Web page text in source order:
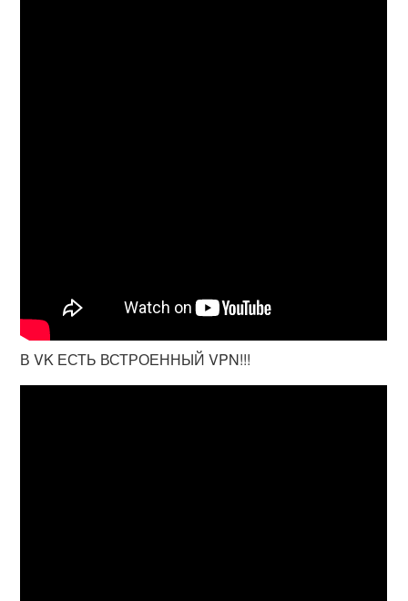
В VK ЕСТЬ ВСТРОЕННЫЙ VPN!!!